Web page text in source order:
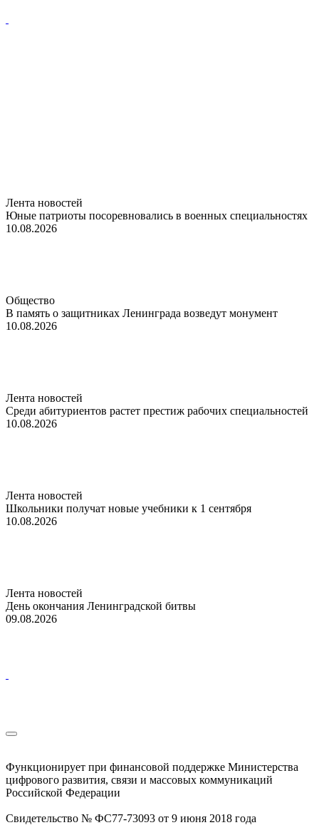
Лента новостей
Юные патриоты посоревновались в военных специальностях
10.08.2026
Общество
В память о защитниках Ленинграда возведут монумент
10.08.2026
Лента новостей
Среди абитуриентов растет престиж рабочих специальностей
10.08.2026
Лента новостей
Школьники получат новые учебники к 1 сентября
10.08.2026
Лента новостей
День окончания Ленинградской битвы
09.08.2026
Функционирует при финансовой поддержке Министерства
цифрового развития, связи и массовых коммуникаций
Российской Федерации
Свидетельство № ФС77-73093 от 9 июня 2018 года